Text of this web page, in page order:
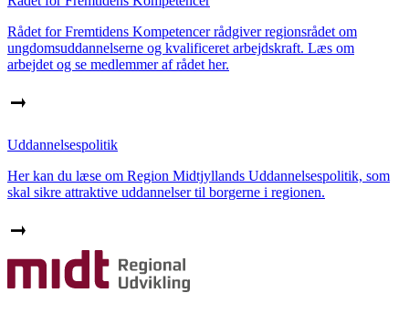
Rådet for Fremtidens Kompetencer rådgiver regionsrådet om
ungdomsuddannelserne og kvalificeret arbejdskraft. Læs om
arbejdet og se medlemmer af rådet her.
Uddannelsespolitik
Her kan du læse om Region Midtjyllands Uddannelsespolitik, som
skal sikre attraktive uddannelser til borgerne i regionen.